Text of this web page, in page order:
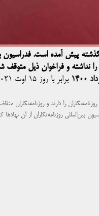
پیش آمده است. فدراسیون
را نداشته و فراخوان ذیل
را دارند و روزنامه‌نگاران
بین‌المللی روزنامه‌نگاران از آن